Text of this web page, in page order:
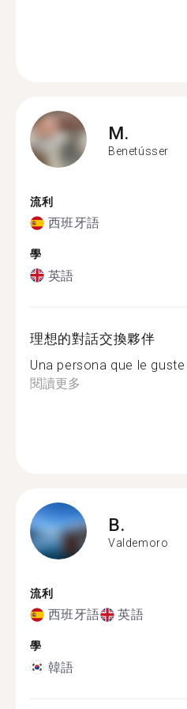
M.
Benetússer
流利
西班牙語
學
英語
理想的對話交換夥伴
Una persona que le guste
閱讀更多
B.
Valdemoro
流利
西班牙語 英語
學
韓語